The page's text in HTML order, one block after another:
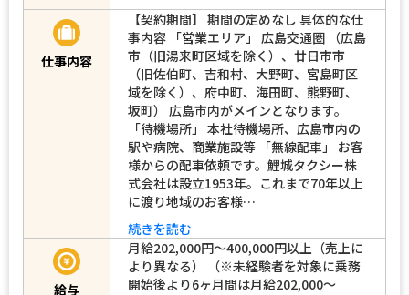
仕事内容
【契約期間】 期間の定めなし 具体的な仕
事内容 「営業エリア」 広島交通圏 （広島
市（旧湯来町区域を除く）、廿日市市
（旧佐伯町、吉和村、大野町、宮島町区
域を除く）、府中町、海田町、熊野町、
坂町） 広島市内がメインとなります。
「待機場所」 本社待機場所、広島市内の
駅や病院、商業施設等 「無線配車」 お客
様からの配車依頼です。鯉城タクシー株
式会社は設立1953年。これまで70年以上
に渡り地域のお客様…
続きを読む
給与
月給202,000円〜400,000円以上（売上に
より異なる） （※未経験者を対象に乗務
開始後より6ヶ月間は月給202,000～